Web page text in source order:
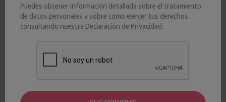
30 MAYO 2025 Insight View
Iberinform
ANALISIS-GEOGRAFICO
productivo del País Vasco ha registrado un deterioro de ocho
puntos de su riesgo de crédito desde la pandemia.
Puedes obtener información detallada sobre el tratamiento
de datos personales y sobre cómo ejercer tus derechos
consultando nuestra Declaración de Privacidad.